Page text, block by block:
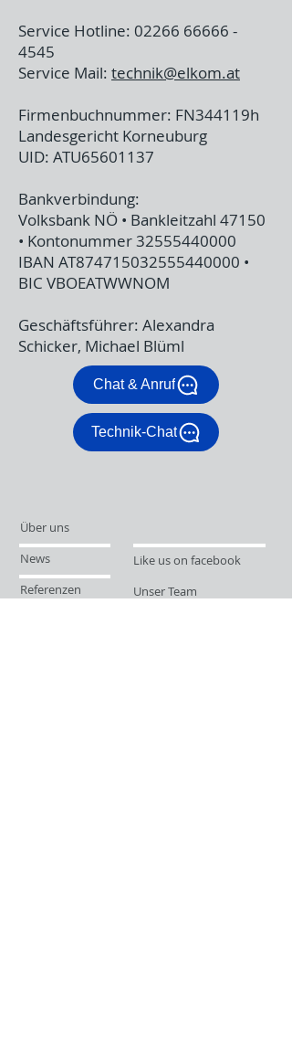
Service Hotline: 02266 66666 -
4545
Service Mail: technik@elkom.at
Firmenbuchnummer: FN344119h
Landesgericht Korneuburg
UID: ATU65601137
Bankverbindung:
Volksbank NÖ • Bankleitzahl 47150
• Kontonummer 32555440000
IBAN AT874715032555440000 •
BIC VBOEATWWNOM
Geschäftsführer: Alexandra
Schicker, Michael Blüml
Chat & Anruf
Technik-Chat
Über uns
News
Referenzen
Like us on facebook
Unser Team